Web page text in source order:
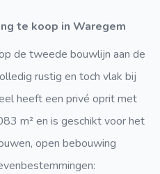
te koop in Waregem
de tweede bouwlijn aan de
rustig en toch vlak bij
heeft een privé oprit met
m² en is geschikt voor het
open bebouwing